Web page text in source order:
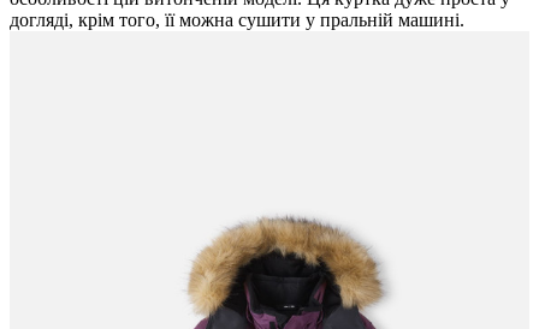
догляді, крім того, її можна сушити у пральній машині.